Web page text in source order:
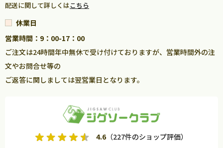
配送に関して詳しくはこちら
休業日
営業時間：9：00-17：00
ご注文は24時間年中無休で受け付けておりますが、営業時間外の注
文やお問合せ等の
ご返答に関しましては翌営業日となります。
4.6 （227件のショップ評価）